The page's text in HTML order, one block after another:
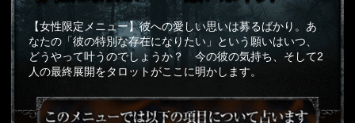
【女性限定メニュー】彼への愛しい思いは募るばかり。あ
なたの「彼の特別な存在になりたい」という願いはいつ、
どうやって叶うのでしょうか？ 今の彼の気持ち、そして2
人の最終展開をタロットがここに明かします。